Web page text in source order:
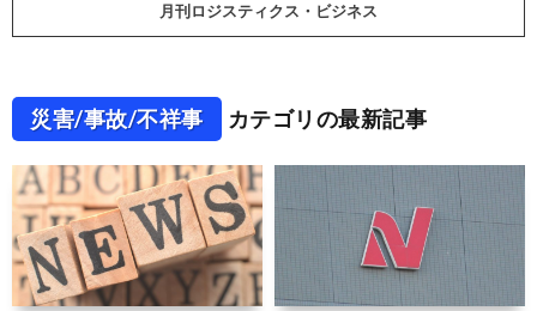
月刊ロジスティクス・ビジネス
災害/事故/不祥事 カテゴリの最新記事